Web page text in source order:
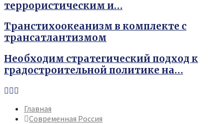
террористическим и…
Транстихоокеанизм в комплекте с
трансатлантизмом
Необходим стратегический подход к
градостроительной политике на…
Youtube
Vk
Главная
Современная Россия